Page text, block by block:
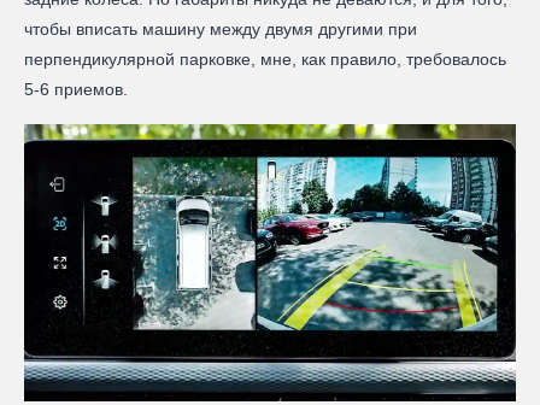
чтобы вписать машину между двумя другими при
перпендикулярной парковке, мне, как правило, требовалось
5-6 приемов.